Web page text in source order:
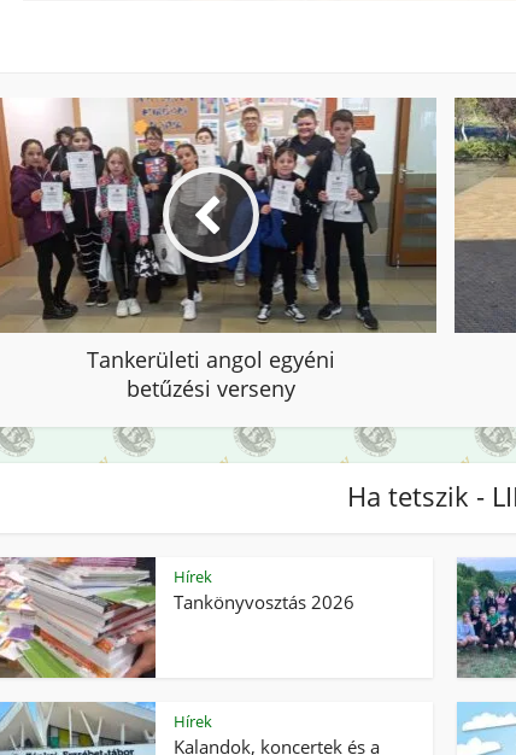
Tankerületi angol egyéni
betűzési verseny
Ha tetszik -
Hírek
Tankönyvosztás 2026
Hírek
Kalandok, koncertek és a